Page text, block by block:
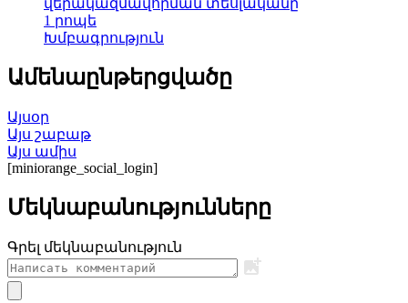
վերակազմավորման տեսլականը
1 րոպե
Խմբագրություն
Ամենաընթերցվածը
Այսօր
Այս շաբաթ
Այս ամիս
[miniorange_social_login]
Մեկնաբանությունները
Գրել մեկնաբանություն